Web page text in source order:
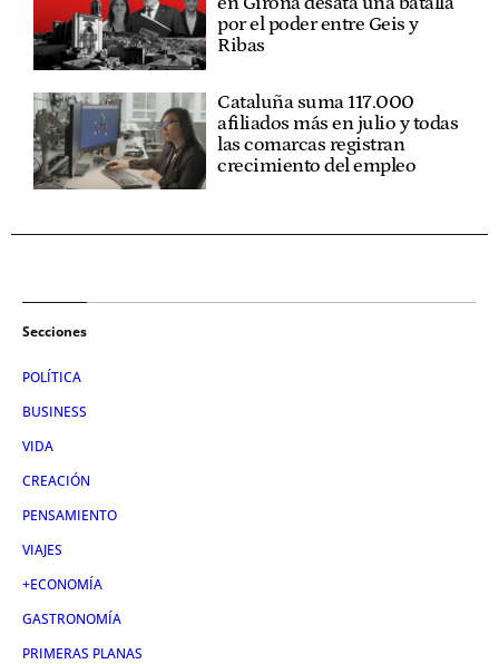
por el poder entre Geis y
Ribas
Cataluña suma 117.000
afiliados más en julio y todas
las comarcas registran
crecimiento del empleo
Secciones
POLÍTICA
BUSINESS
VIDA
CREACIÓN
PENSAMIENTO
VIAJES
+ECONOMÍA
GASTRONOMÍA
PRIMERAS PLANAS